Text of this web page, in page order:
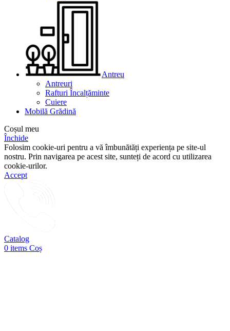
Antreu
Antreuri
Rafturi Încalțăminte
Cuiere
Mobilă Grădină
Coșul meu
Închide
Folosim cookie-uri pentru a vă îmbunătăți experiența pe site-ul
nostru. Prin navigarea pe acest site, sunteți de acord cu utilizarea
cookie-urilor.
Accept
Catalog
0 items Coș